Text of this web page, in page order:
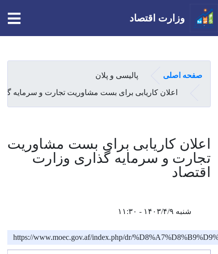
content
وزارت اقتصاد
صفحه اصلی پالیسی و پلان
اعلان کاریابی برای بست مشاوریت تجارت و سرمایه
اعلان کاریابی برای بست مشاوریت
تجارت و سرمایه گذاری وزارت
اقتصاد
شنبه ۱۴۰۳/۴/۹ - ۱۱:۳۰
https://www.moec.gov.af/index.php/dr/